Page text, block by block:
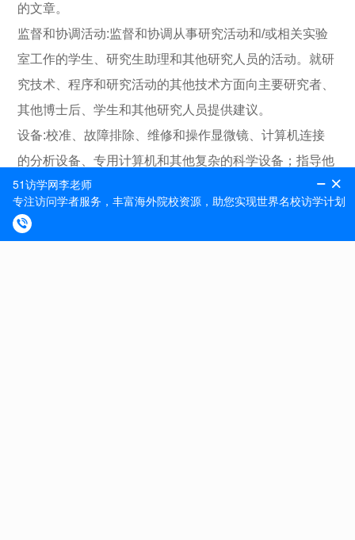
的文章。
监督和协调活动:监督和协调从事研究活动和/或相关实验
室工作的学生、研究生助理和其他研究人员的活动。就研
究技术、程序和研究活动的其他技术方面向主要研究者、
其他博士后、学生和其他研究人员提供建议。
设备:校准、故障排除、维修和操作显微镜、计算机连接
的分析设备、专用计算机和其他复杂的科学设备；指导他
人操作设备。
其他职责:完成其他指派的相关职责。
申请要求：